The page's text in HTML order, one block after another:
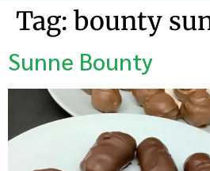
Tag: bounty
Sunne Bounty